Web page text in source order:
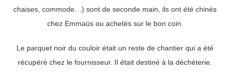
chaises, commode…) sont de seconde main, ils ont été chinés
chez Emmaüs ou achetés sur le bon coin.
Le parquet noir du couloir était un reste de chantier qui a été
récupéré chez le fournisseur. Il était destiné à la déchèterie.